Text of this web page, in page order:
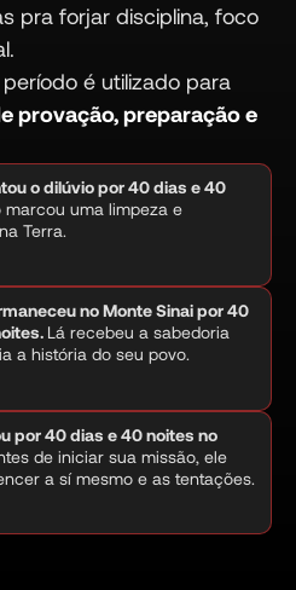
pra forjar disciplina, foco
é utilizado para
provação, preparação e
o dilúvio por 40 dias e 40
marcou uma limpeza e
Terra.
no Monte Sinai por 40
Lá recebeu a sabedoria
a história do seu povo.
por 40 dias e 40 noites no
de iniciar sua missão, ele
a sí mesmo e as tentações.